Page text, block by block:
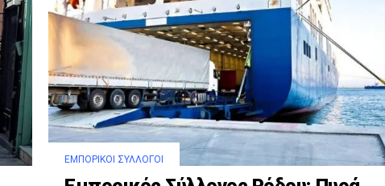
ΕΜΠΟΡΙΚΟΊ ΣΎΛΛΟΓΟΙ